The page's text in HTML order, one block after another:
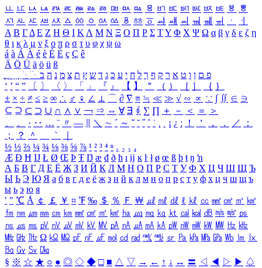
ㅥ ㅦ ㅧ ㅨ ㅩ ㅪ ㅫ ㅬ ㅭ ㅮ ㅯ ㅰ ㅱ ㅲ ㅳ ㅴ ㅵ ㅶ ㅷ ㅸ
ㅹ
ㅺ ㅻ ㅼ ㅽ ㅾ ㅿ ㆀ ㆁ ㆂ ㆃ ㆄ ㆅ ㆆ ㆇ ㆈ ㆉ ㆊ ㆋ ㆌ ㆍ
ㆎ
Α Β ΓΔ Ε Ζ Η Θ Ι ΚΛ Μ Ν Ξ Ο Π Ρ Σ ΤΥ Φ Χ Ψ Ω α β γ δ ε ζ η
θ ι κ λ μ ν ξ ο π ρ σ τ υ φ χ ψ ω
á à Á À é è É È ç Ç ê
Ä Ö Ü ä ö ü ß
ִֶֹ ֻּ ׁׂ פ ם ן ו ט א ר ק ף ך ל ח י ע כ ג ד ש ץ ת צ מ נ ה ב
‘ ’ “ ” 〔 〕 〈 〉 「 」 『 』 【 】 ＂ （ ） ［ ］ ｛ ｝
± × ÷ ≠ ≤ ≥ ∞ ∴ ♂ ♀ ∠ ⊥ ⌒ ∂ ∇ ≡ ≒ ≪ ≫ √ ∽ ∝ ∵ ∫ ∬ ∈ ∋
⊆ ⊇ ⊂ ⊃ ∪ ∩ ∧ ∨ ￢ ⇒ ⇔ ∀ ∃ ∮ ∑ ∏ ＋ － ＜ ＝
＞
、
。 · ‥ … ¨ 〃 ― ＼ ∼ ´ ～ ˇ ˘ ˝ ˚ ˙ ¸ ¡ ¿ ː ！ ＇ ， ． ／
：
；
？ ＾ ｀
½ ⅓ ⅔ ¼ ¾ ⅛ ⅜ ⅝ ⅞ ¹ ² ³ ⁴ ⁿ ₁ ₂ ₃ ₄
Æ Ð Ħ Ĳ Ł Ø Œ Þ Ŧ Ŋ æ đ ð ħ ı ĳ ĸ ŀ ł ø œ ß þ ŧ ŋ ŉ
А Б В Г Д Е Ё Ж З И Й К Л М Н О П Р С Т У Ф Х Ц Ч Ш Щ Ъ
Ы Ь Э Ю Я а б в г д е ё ж з и й к л м н о п р с т у ф х ц ч ш щ ъ
ы ь э ю я
′ ″ ℃ Å ￠ ￡ ￥ ¤ ℉ ‰ ＄ ％ Ｆ ￦ ㎕ ㎖ ㎗ ℓ ㎘ ㏄ ㎣ ㎤ ㎥ ㎦
㎙ ㎚ ㎛ ㎜ ㎝ ㎞ ㎟ ㎠ ㎡ ㎢ ㏊ ㎍ ㎎ ㎏ ㏏ ㎈ ㎉ ㏈ ㎧ ㎨ ㎰
㎱ ㎲ ㎳ ㎴ ㎵ ㎶ ㎷ ㎸ ㎹ ㎀ ㎁ ㎂ ㎃ ㎄ ㎺ ㎻ ㎽ ㎾ ㎿ ㎐ ㎑
㎒ ㎓ ㎔ Ω ㏀ ㏁ ㎊ ㎋ ㎌ ㏖ ㏅ ㎭ ㎮ ㎯ ㏛ ㎩ ㎪ ㎫ ㎬ ㏝ ㏐
㏓
㏃ ㏉ ㏜ ㏆
§ ※ ☆ ★ ○ ● ◎ ◇ ◆ □ ■ △ ▽ → ← ↑ ↓ ↔ 〓 ◁ ◀ ▷ ▶ ♤